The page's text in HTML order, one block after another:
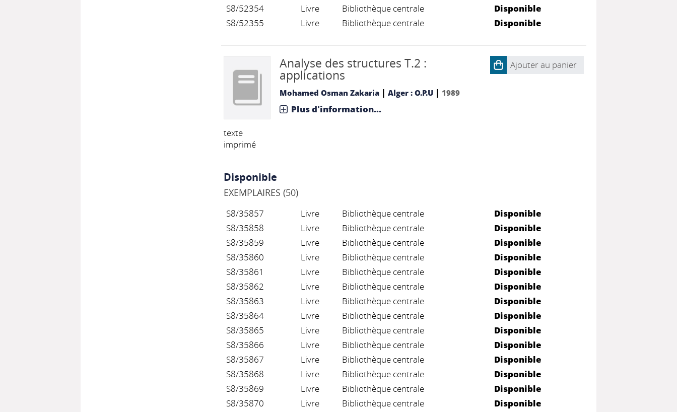
S8/52354
Livre Bibliothèque centrale
Disponible
S8/52355
Livre Bibliothèque centrale Disponible
texte
imprimé
Analyse des structures T.2 :
applications
Mohamed Osman Zakaria | Alger : O.P.U| 1989
Plus d'information...
Ajouter au panier
Disponible
EXEMPLAIRES (50)
S8/35857 Livre Bibliothèque centrale
Disponible
S8/35858
Livre Bibliothèque centrale
Disponible
S8/35859
Livre Bibliothèque centrale
Disponible
S8/35860
Livre Bibliothèque centrale
Disponible
S8/35861
Livre Bibliothèque centrale
Disponible
S8/35862
Livre Bibliothèque centrale
Disponible
S8/35863
Livre Bibliothèque centrale
Disponible
S8/35864
Livre Bibliothèque centrale
Disponible
S8/35865
Livre Bibliothèque centrale
Disponible
S8/35866
Livre Bibliothèque centrale
Disponible
S8/35867
Livre Bibliothèque centrale
Disponible
S8/35868
Livre Bibliothèque centrale
Disponible
S8/35869
Livre Bibliothèque centrale
Disponible
S8/35870
Livre Bibliothèque centrale
Disponible